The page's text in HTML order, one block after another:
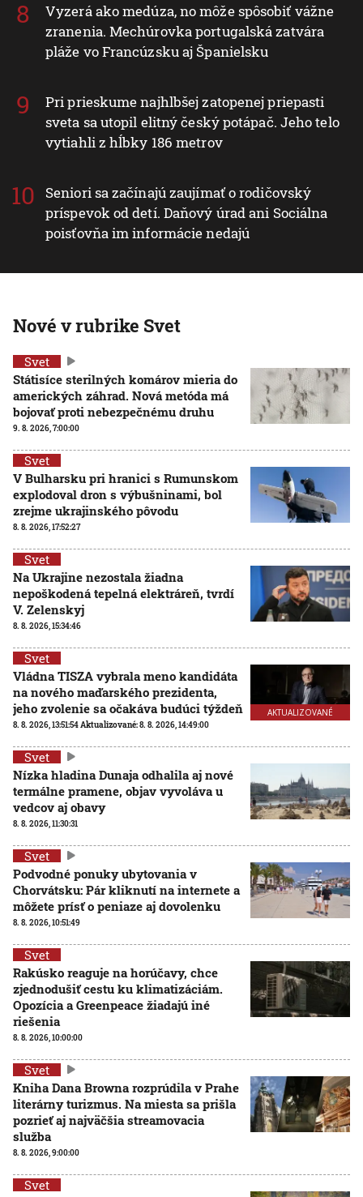
Vyzerá ako medúza, no môže spôsobiť vážne
zranenia. Mechúrovka portugalská zatvára
pláže vo Francúzsku aj Španielsku
Pri prieskume najhlbšej zatopenej priepasti
sveta sa utopil elitný český potápač. Jeho telo
vytiahli z hĺbky 186 metrov
Seniori sa začínajú zaujímať o rodičovský
príspevok od detí. Daňový úrad ani Sociálna
poisťovňa im informácie nedajú
Nové v rubrike Svet
Svet
Státisíce sterilných komárov mieria do
amerických záhrad. Nová metóda má
bojovať proti nebezpečnému druhu
9. 8. 2026, 7:00:00
Svet
V Bulharsku pri hranici s Rumunskom
explodoval dron s výbušninami, bol
zrejme ukrajinského pôvodu
8. 8. 2026, 17:52:27
Svet
Na Ukrajine nezostala žiadna
nepoškodená tepelná elektráreň, tvrdí
V. Zelenskyj
8. 8. 2026, 15:34:46
AKTUALIZOVANÉ
Svet
Vládna TISZA vybrala meno kandidáta
na nového maďarského prezidenta,
jeho zvolenie sa očakáva budúci týždeň
8. 8. 2026, 13:51:54Aktualizované:8. 8. 2026, 14:49:00
Svet
Nízka hladina Dunaja odhalila aj nové
termálne pramene, objav vyvoláva u
vedcov aj obavy
8. 8. 2026, 11:30:31
Svet
Podvodné ponuky ubytovania v
Chorvátsku: Pár kliknutí na internete a
môžete prísť o peniaze aj dovolenku
8. 8. 2026, 10:51:49
Svet
Rakúsko reaguje na horúčavy, chce
zjednodušiť cestu ku klimatizáciám.
Opozícia a Greenpeace žiadajú iné
riešenia
8. 8. 2026, 10:00:00
Svet
Kniha Dana Browna rozprúdila v Prahe
literárny turizmus. Na miesta sa prišla
pozrieť aj najväčšia streamovacia
služba
8. 8. 2026, 9:00:00
Svet